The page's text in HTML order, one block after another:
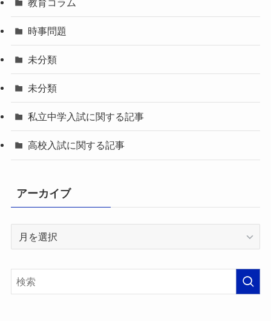
時事問題
未分類
未分類
私立中学入試に関する記事
高校入試に関する記事
アーカイブ
イ